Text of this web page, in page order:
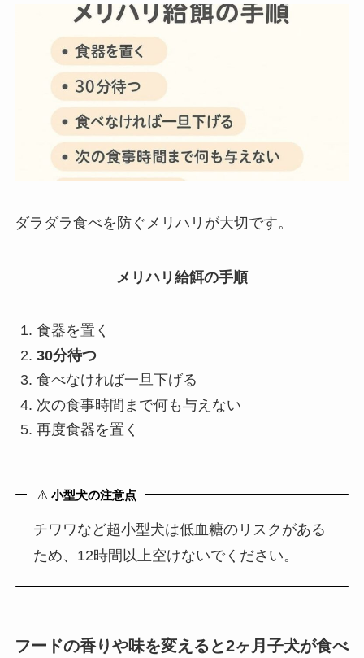
ダラダラ食べを防ぐメリハリが大切です。
メリハリ給餌の手順
食器を置く
30分待つ
食べなければ一旦下げる
次の食事時間まで何も与えない
再度食器を置く
⚠️ 小型犬の注意点
チワワなど超小型犬は低血糖のリスクがある
ため、12時間以上空けないでください。
フードの香りや味を変えると2ヶ月子犬が食べ